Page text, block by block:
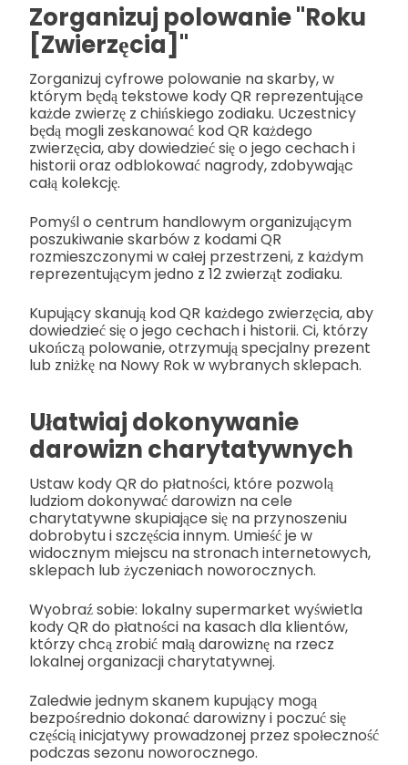
Zorganizuj polowanie "Roku
[Zwierzęcia]"
Zorganizuj cyfrowe polowanie na skarby, w
którym będą tekstowe kody QR reprezentujące
każde zwierzę z chińskiego zodiaku. Uczestnicy
będą mogli zeskanować kod QR każdego
zwierzęcia, aby dowiedzieć się o jego cechach i
historii oraz odblokować nagrody, zdobywając
całą kolekcję.
Pomyśl o centrum handlowym organizującym
poszukiwanie skarbów z kodami QR
rozmieszczonymi w całej przestrzeni, z każdym
reprezentującym jedno z 12 zwierząt zodiaku.
Kupujący skanują kod QR każdego zwierzęcia, aby
dowiedzieć się o jego cechach i historii. Ci, którzy
ukończą polowanie, otrzymują specjalny prezent
lub zniżkę na Nowy Rok w wybranych sklepach.
Ułatwiaj dokonywanie
darowizn charytatywnych
Ustaw kody QR do płatności, które pozwolą
ludziom dokonywać darowizn na cele
charytatywne skupiające się na przynoszeniu
dobrobytu i szczęścia innym. Umieść je w
widocznym miejscu na stronach internetowych,
sklepach lub życzeniach noworocznych.
Wyobraź sobie: lokalny supermarket wyświetla
kody QR do płatności na kasach dla klientów,
którzy chcą zrobić małą darowiznę na rzecz
lokalnej organizacji charytatywnej.
Zaledwie jednym skanem kupujący mogą
bezpośrednio dokonać darowizny i poczuć się
częścią inicjatywy prowadzonej przez społeczność
podczas sezonu noworocznego.